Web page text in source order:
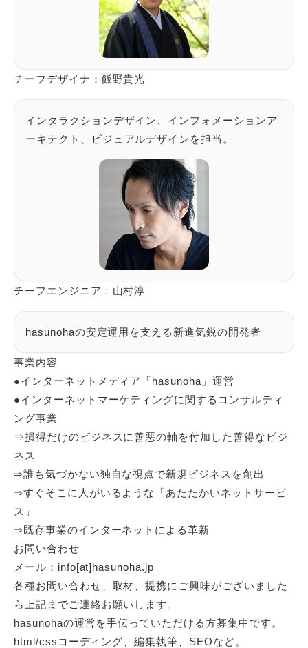
チーフデザイナ：飯野貴光
インタラクションデザイン、インフォメーションア
ーキテクト、ビジュアルデザインを担当。
チーフエンジニア：山村淳
hasunohaの安定運用を支える新進気鋭の開発者
事業内容
●インターネットメディア「hasunoha」運営
●インターネットマーケティングに関するコンサルティ
ング事業
⇒損得だけのビジネスに善悪の軸を付加した善得なビジ
ネス
⇒誰も気づかない独自な視点で新規ビジネスを創出
⇒すぐそこに人がいるような「あたたかいネットサービ
ス」
⇒既存事業のインターネットによる革新
お問い合わせ
メール：info[at]hasunoha.jp
各種お問い合わせ、取材、提携にご興味がございました
ら上記までご連絡お願いします。
hasunohaの運営を手伝っていただける方募集中です。
html/cssコーディング、編集執筆、SEOなど。